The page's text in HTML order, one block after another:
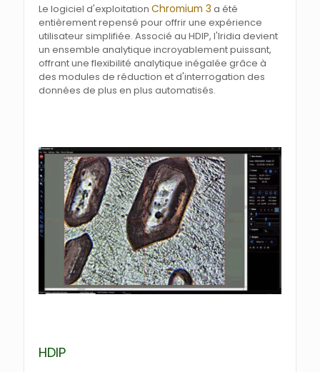
Le logiciel d'exploitation Chromium 3 a été
entièrement repensé pour offrir une expérience
utilisateur simplifiée. Associé au HDIP, l'Iridia devient
un ensemble analytique incroyablement puissant,
offrant une flexibilité analytique inégalée grâce à
des modules de réduction et d'interrogation des
données de plus en plus automatisés.
HDIP